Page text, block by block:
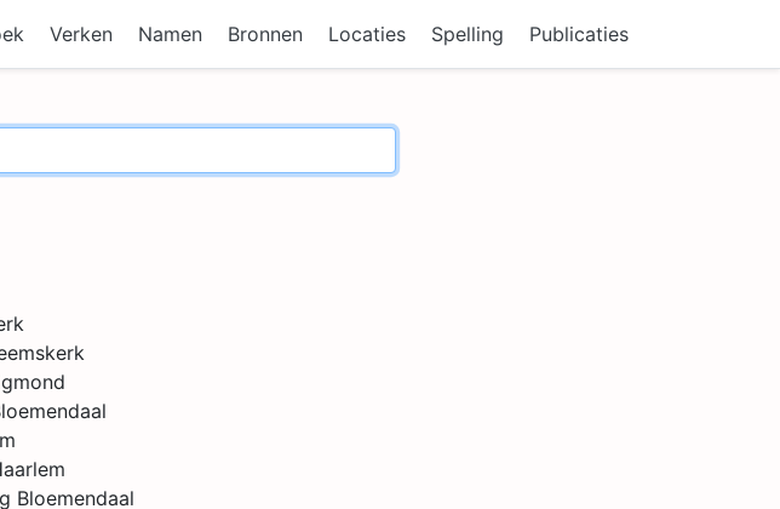
Verken Namen Bronnen Locaties Spelling Publicaties
Bloemendaal